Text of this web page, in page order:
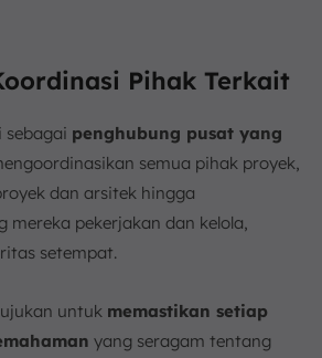
Pihak Terkait
penghubung pusat yang
semua pihak proyek,
dan arsitek hingga
mereka pekerjakan dan kelola,
setempat.
untuk memastikan setiap
yang seragam tentang